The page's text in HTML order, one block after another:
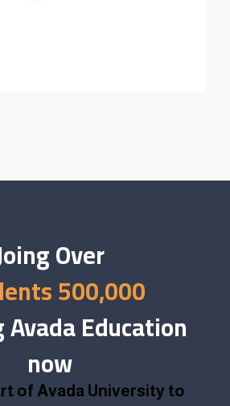
Over
500,000 Students
Education
now
of Avada University to